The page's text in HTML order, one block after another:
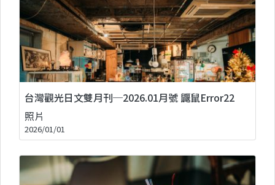
台灣觀光日文雙月刊─2026.01月號 鼴鼠Error22
照片
2026/01/01